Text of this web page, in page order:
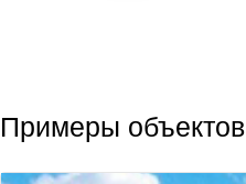
Примеры объектов